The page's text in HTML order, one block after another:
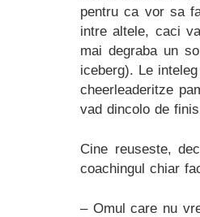
pentru ca vor sa
intre altele, caci
mai degraba un
iceberg). Le
cheerleaderitze
vad dincolo de
Cine reuseste,
coachingul chiar
– Omul care nu